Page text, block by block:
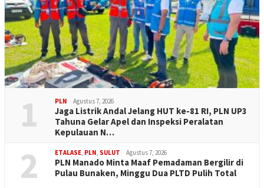
1 PLN Agustus 7, 2026
Jaga Listrik Andal Jelang HUT ke-81 RI, PLN UP3
Tahuna Gelar Apel dan Inspeksi Peralatan
Kepulauan N…
2 ETALASE PLN SULUT Agustus 7, 2026
PLN Manado Minta Maaf Pemadaman Bergilir di
Pulau Bunaken, Minggu Dua PLTD Pulih Total